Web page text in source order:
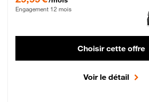
Engagement 12 mois
Choisir cette offre
Voir le détail